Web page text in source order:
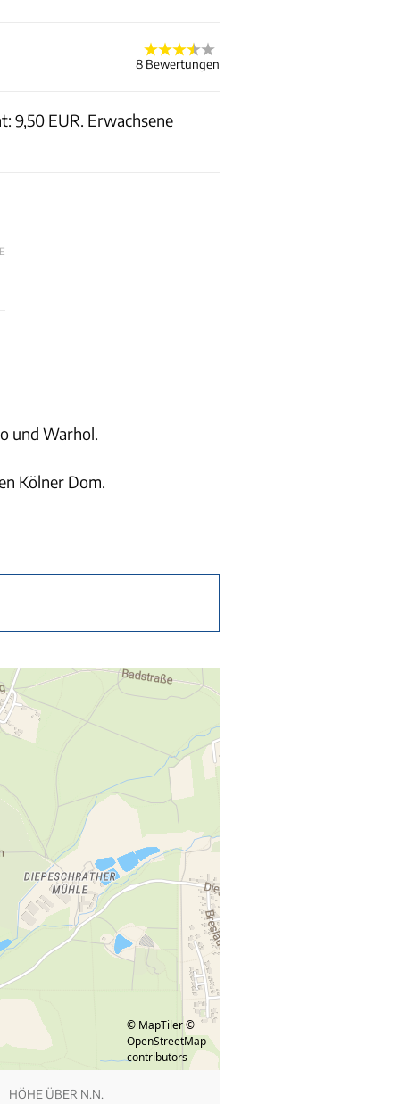
8 Bewertungen
9,50 EUR. Erwachsene
und Warhol.
Kölner Dom.
© MapTiler ©
OpenStreetMap
contributors
HÖHE ÜBER N.N.